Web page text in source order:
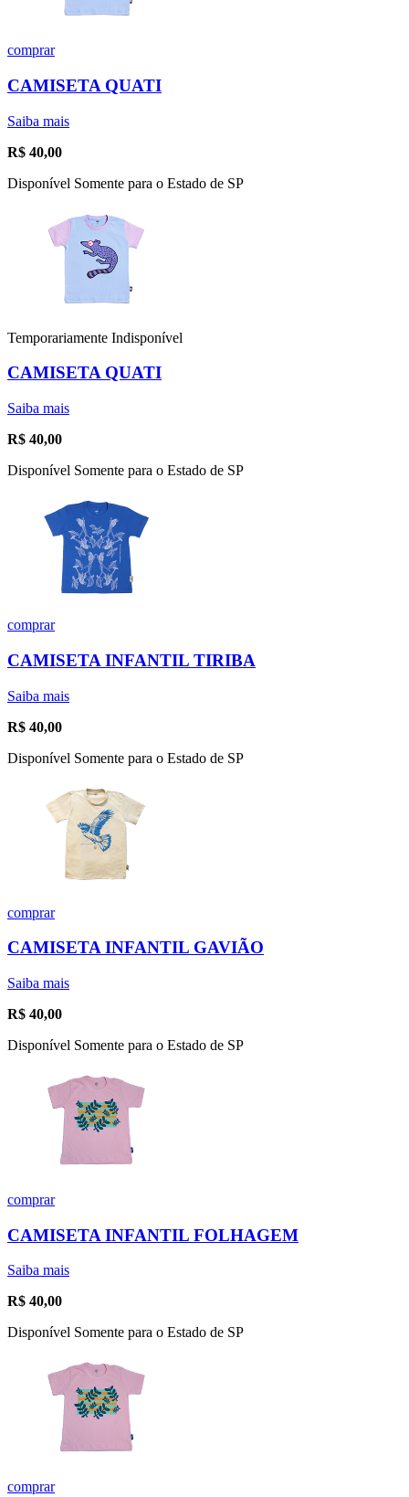
comprar
CAMISETA QUATI
Saiba mais
R$ 40,00
Disponível Somente para o Estado de SP
Temporariamente Indisponível
CAMISETA QUATI
Saiba mais
R$ 40,00
Disponível Somente para o Estado de SP
comprar
CAMISETA INFANTIL TIRIBA
Saiba mais
R$ 40,00
Disponível Somente para o Estado de SP
comprar
CAMISETA INFANTIL GAVIÃO
Saiba mais
R$ 40,00
Disponível Somente para o Estado de SP
comprar
CAMISETA INFANTIL FOLHAGEM
Saiba mais
R$ 40,00
Disponível Somente para o Estado de SP
comprar